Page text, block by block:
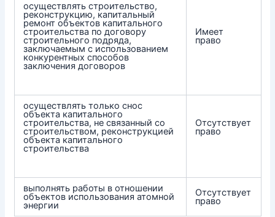
осуществлять строительство,
реконструкцию, капитальный
ремонт объектов капитального
строительства по договору
строительного подряда,
заключаемым с использованием
конкурентных способов
заключения договоров
Имеет
право
осуществлять только снос
объекта капитального
строительства, не связанный со
строительством, реконструкцией
объекта капитального
строительства
Отсутствует
право
выполнять работы в отношении
объектов использования атомной
энергии
Отсутствует
право